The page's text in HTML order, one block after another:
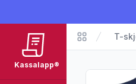
Kassalapp®
Matvarer
T-